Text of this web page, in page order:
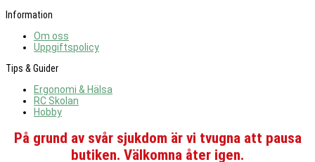
Information
Om oss
Uppgiftspolicy
Tips & Guider
Ergonomi & Hälsa
RC Skolan
Hobby
På grund av svår sjukdom är vi tvugna att pausa
butiken. Välkomna åter igen.